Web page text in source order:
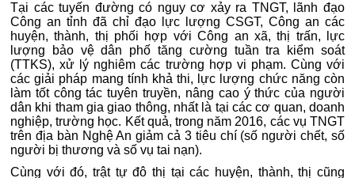
Tại các tuyến đường có nguy cơ xảy ra TNGT, lãnh đạo
Công an tỉnh đã chỉ đạo lực lượng CSGT, Công an các
huyện, thành, thị phối hợp với Công an xã, thị trấn, lực
lượng bảo vệ dân phố tăng cường tuần tra kiểm soát
(TTKS), xử lý nghiêm các trường hợp vi phạm. Cùng với
các giải pháp mang tính khả thi, lực lượng chức năng còn
làm tốt công tác tuyên truyền, nâng cao ý thức của người
dân khi tham gia giao thông, nhất là tại các cơ quan, doanh
nghiệp, trường học. Kết quả, trong năm 2016, các vụ TNGT
trên địa bàn Nghệ An giảm cả 3 tiêu chí (số người chết, số
người bị thương và số vụ tai nạn).
Cùng với đó, trật tự đô thị tại các huyện, thành, thị cũng